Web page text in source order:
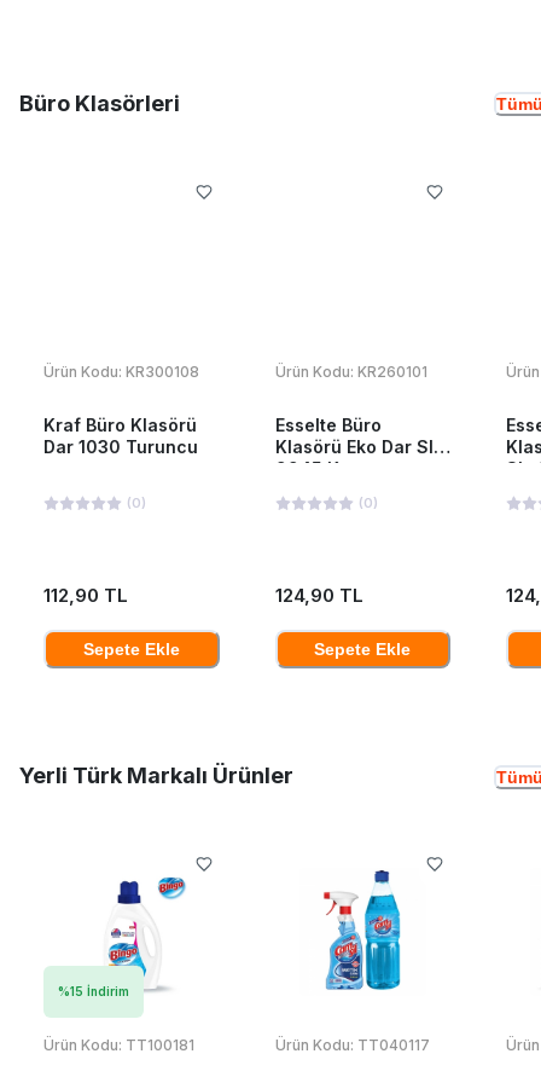
Büro Klasörleri
Ürün Kodu: KR300108
Kraf Büro Klasörü
Dar 1030 Turuncu
(0)
112,90 TL
Sepete Ekle
Ürün Kodu: KR260101
Esselte Büro
Klasörü Eko Dar Slt-
9945 Kırmızı
(0)
124,90 TL
Sepete Ekle
Slt-
Yerli Türk Markalı Ürünler
%15 İndirim
Ürün Kodu: TT100181 Ürün Kodu: TT040117